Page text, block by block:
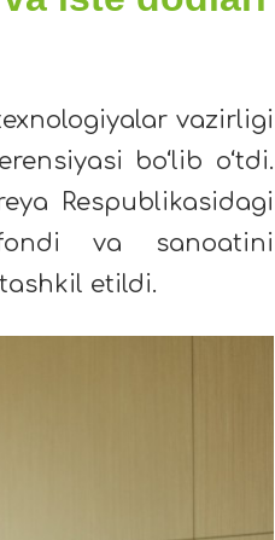
vazirligi
bo‘lib o‘tdi.
Respublikasidagi
va sanoatini
etildi.